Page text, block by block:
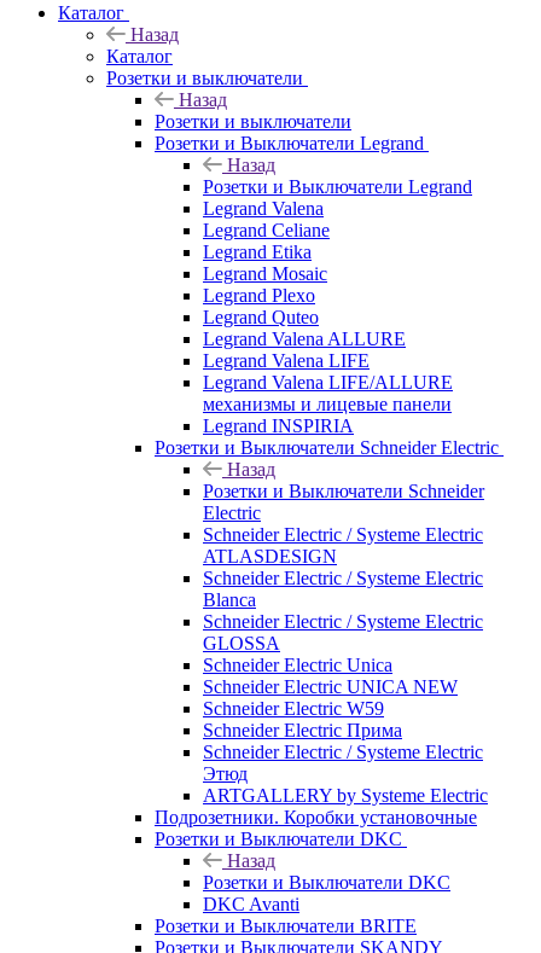
Каталог
Назад
Каталог
Розетки и выключатели
Назад
Розетки и выключатели
Розетки и Выключатели Legrand
Назад
Розетки и Выключатели Legrand
Legrand Valena
Legrand Celiane
Legrand Etika
Legrand Mosaic
Legrand Plexo
Legrand Quteo
Legrand Valena ALLURE
Legrand Valena LIFE
Legrand Valena LIFE/ALLURE
механизмы и лицевые панели
Legrand INSPIRIA
Розетки и Выключатели Schneider Electric
Назад
Розетки и Выключатели Schneider
Electric
Schneider Electric / Systeme Electric
ATLASDESIGN
Schneider Electric / Systeme Electric
Blanca
Schneider Electric / Systeme Electric
GLOSSA
Schneider Electric Unica
Schneider Electric UNICA NEW
Schneider Electric W59
Schneider Electric Прима
Schneider Electric / Systeme Electric
Этюд
ARTGALLERY by Systeme Electric
Подрозетники. Коробки установочные
Розетки и Выключатели DKC
Назад
Розетки и Выключатели DKC
DKC Avanti
Розетки и Выключатели BRITE
Розетки и Выключатели SKANDY